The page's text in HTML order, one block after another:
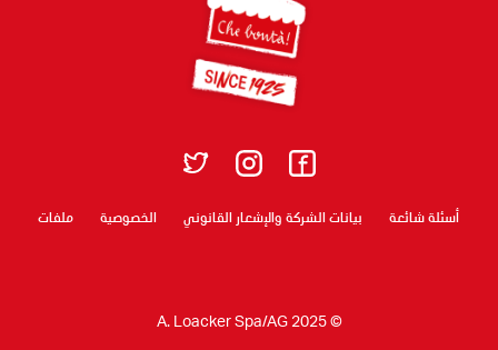
أسئلة شائعة بيانات الشركة والإشعار القانوني الخصوصية ملفات
© A. Loacker Spa/AG 2025